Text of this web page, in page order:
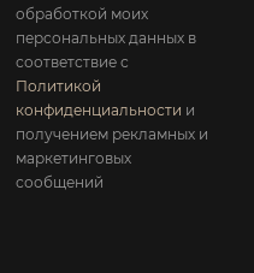
обработкой моих
персональных данных в
соответствие с
Политикой
конфиденциальности и
получением рекламных и
маркетинговых
сообщений